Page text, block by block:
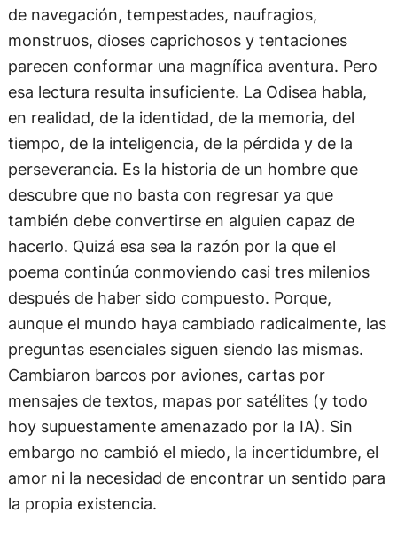
de navegación, tempestades, naufragios,
monstruos, dioses caprichosos y tentaciones
parecen conformar una magnífica aventura. Pero
esa lectura resulta insuficiente. La Odisea habla,
en realidad, de la identidad, de la memoria, del
tiempo, de la inteligencia, de la pérdida y de la
perseverancia. Es la historia de un hombre que
descubre que no basta con regresar ya que
también debe convertirse en alguien capaz de
hacerlo. Quizá esa sea la razón por la que el
poema continúa conmoviendo casi tres milenios
después de haber sido compuesto. Porque,
aunque el mundo haya cambiado radicalmente, las
preguntas esenciales siguen siendo las mismas.
Cambiaron barcos por aviones, cartas por
mensajes de textos, mapas por satélites (y todo
hoy supuestamente amenazado por la IA). Sin
embargo no cambió el miedo, la incertidumbre, el
amor ni la necesidad de encontrar un sentido para
la propia existencia.